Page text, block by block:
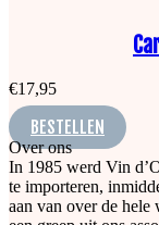
€17,95
BESTELLEN
Over ons
In 1985 werd Vin
te importeren,
aan van over de